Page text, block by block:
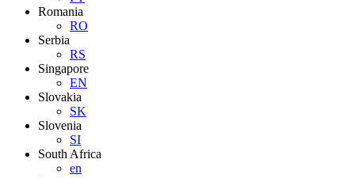
Romania
RO
Serbia
RS
Singapore
EN
Slovakia
SK
Slovenia
SI
South Africa
en